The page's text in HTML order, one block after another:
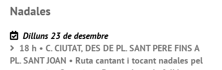
Nadales
Dilluns 23 de desembre
18 h • C. CIUTAT, DES DE PL. SANT PERE FINS A
PL. SANT JOAN • Ruta cantant i tocant nadales pel